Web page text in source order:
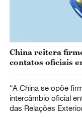
China reitera
contatos oficiais
“A China se opõe
intercâmbio oficial
das Relações